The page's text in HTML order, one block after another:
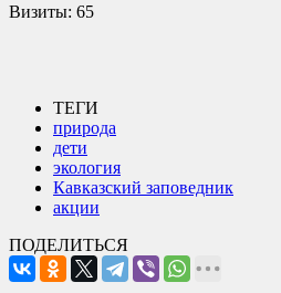
Визиты: 65
ТЕГИ
природа
дети
экология
Кавказский заповедник
акции
ПОДЕЛИТЬСЯ